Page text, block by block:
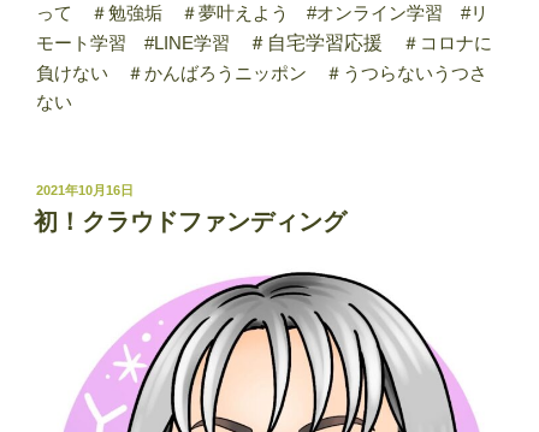
って ＃勉強垢 ＃夢叶えよう #オンライン学習 #リ
モート学習 #LINE学習
＃自宅学習応援
＃コロナに
負けない ＃かんばろうニッポン ＃うつらないうつさ
ない
投
稿
日:
2021年10月16日
初！クラウドファンディング